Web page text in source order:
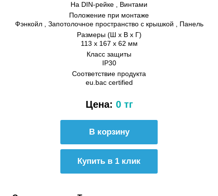
На DIN-рейке , Винтами
Положение при монтаже
Фэнкойл , Запотолочное пространство с крышкой , Панель
Размеры (Ш х В х Г)
113 x 167 x 62 мм
Класс защиты
IP30
Соответствие продукта
eu.bac certified
Цена: 0 тг
Купить в 1 клик